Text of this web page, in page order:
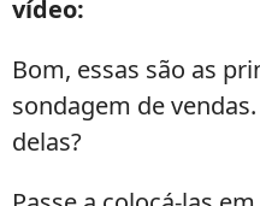
vídeo:
Bom, essas são as
sondagem de
delas?